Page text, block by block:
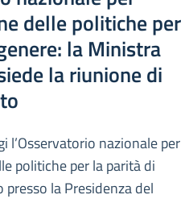
delle politiche per
la Ministra
la riunione di
l’Osservatorio nazionale per
politiche per la parità di
la Presidenza del